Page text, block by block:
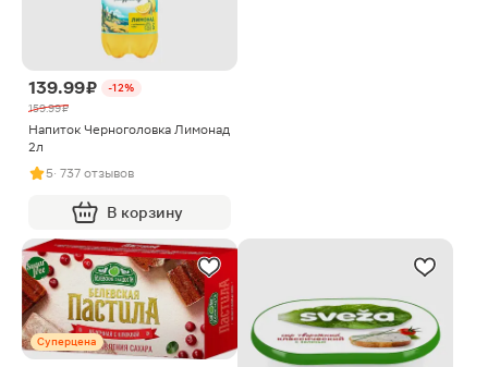
139.99 ₽
-12%
159.99 ₽
Напиток Черноголовка Лимонад
2л
5· 737 отзывов
В корзину
Суперцена